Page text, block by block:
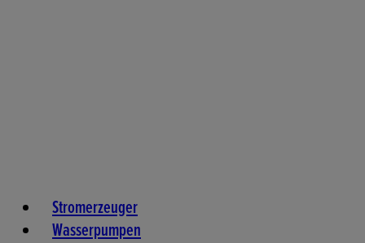
Stromerzeuger
Wasserpumpen